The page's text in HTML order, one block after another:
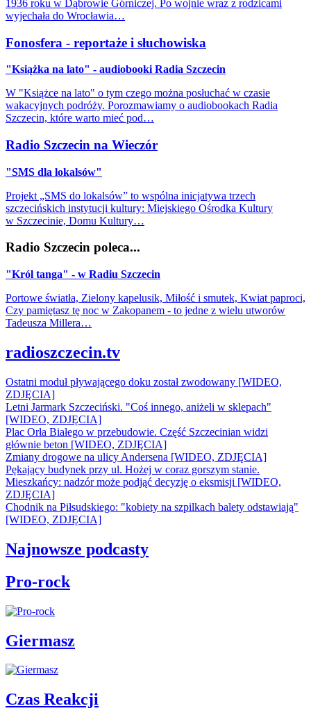
1936 roku w Dąbrowie Górniczej. Po wojnie wraz z rodzicami
wyjechała do Wrocławia…
Fonosfera - reportaże i słuchowiska
"Książka na lato" - audiobooki Radia Szczecin
W "Książce na lato" o tym czego można posłuchać w czasie
wakacyjnych podróży. Porozmawiamy o audiobookach Radia
Szczecin, które warto mieć pod…
Radio Szczecin na Wieczór
"SMS dla lokalsów"
Projekt „SMS do lokalsów” to wspólna inicjatywa trzech
szczecińskich instytucji kultury: Miejskiego Ośrodka Kultury
w Szczecinie, Domu Kultury…
Radio Szczecin poleca...
"Król tanga" - w Radiu Szczecin
Portowe światła, Zielony kapelusik, Miłość i smutek, Kwiat paproci,
Czy pamiętasz tę noc w Zakopanem - to jedne z wielu utworów
Tadeusza Millera…
radioszczecin.tv
Ostatni moduł pływającego doku został zwodowany [WIDEO,
ZDJĘCIA]
Letni Jarmark Szczeciński. "Coś innego, aniżeli w sklepach"
[WIDEO, ZDJĘCIA]
Plac Orła Białego w przebudowie. Część Szczecinian widzi
głównie beton [WIDEO, ZDJĘCIA]
Zmiany drogowe na ulicy Andersena [WIDEO, ZDJĘCIA]
Pękający budynek przy ul. Hożej w coraz gorszym stanie.
Mieszkańcy: nadzór może podjąć decyzję o eksmisji [WIDEO,
ZDJĘCIA]
Chodnik na Piłsudskiego: "kobiety na szpilkach balety odstawiają"
[WIDEO, ZDJĘCIA]
Najnowsze podcasty
Pro-rock
Giermasz
Czas Reakcji